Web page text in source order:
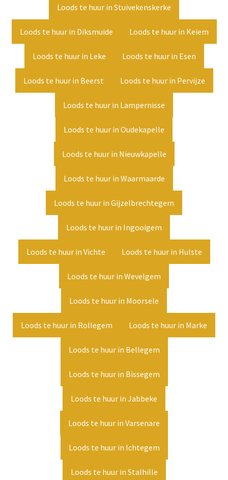
Loods te huur in Stuivekenskerke
Loods te huur in Diksmuide Loods te huur in Keiem
Loods te huur in Leke Loods te huur in Esen
Loods te huur in Beerst Loods te huur in Pervijze
Loods te huur in Lampernisse
Loods te huur in Oudekapelle
Loods te huur in Nieuwkapelle
Loods te huur in Waarmaarde
Loods te huur in Gijzelbrechtegem
Loods te huur in Ingooigem
Loods te huur in Vichte Loods te huur in Hulste
Loods te huur in Wevelgem
Loods te huur in Moorsele
Loods te huur in Rollegem Loods te huur in Marke
Loods te huur in Bellegem
Loods te huur in Bissegem
Loods te huur in Jabbeke
Loods te huur in Varsenare
Loods te huur in Ichtegem
Loods te huur in Stalhille